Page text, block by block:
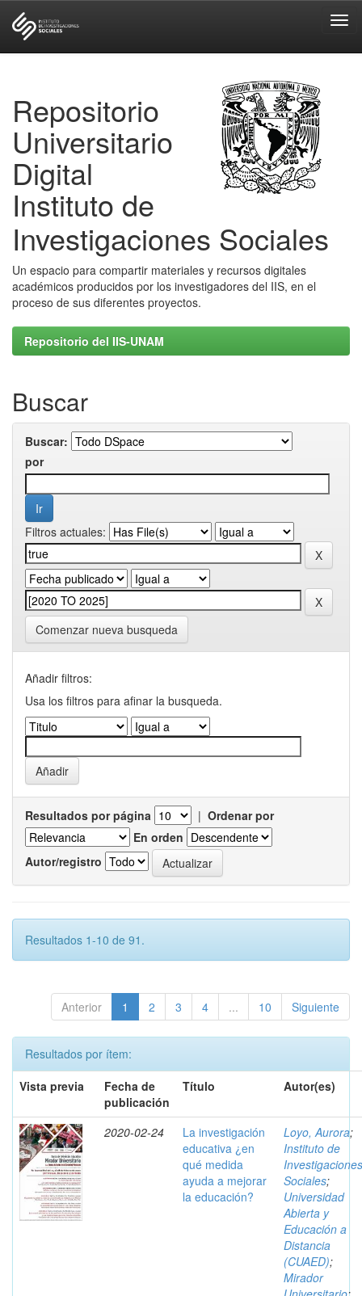
Repositorio
Universitario
Digital
Instituto de
Investigaciones Sociales
Un espacio para compartir materiales y recursos digitales
académicos producidos por los investigadores del IIS, en el
proceso de sus diferentes proyectos.
Repositorio del IIS-UNAM
Buscar
Buscar:
por
Filtros actuales:
Comenzar nueva busqueda
Añadir filtros:
Usa los filtros para afinar la busqueda.
Resultados por página | Ordenar por
En orden
Autor/registro
Resultados 1-10 de 91.
Anterior 1 2 3 4 ... 10 Siguiente
Resultados por ítem:
Vista previa
Fecha de
publicación
Título Autor(es)
2020-02-24
La investigación
educativa ¿en
qué medida
ayuda a mejorar
la educación?
Loyo, Aurora;
Instituto de
Investigaciones
Sociales;
Universidad
Abierta y
Educación a
Distancia
(CUAED);
Mirador